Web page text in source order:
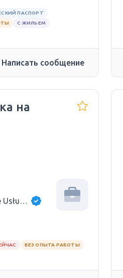
ПАСПОРТ
С ЖИЛЬЕМ
Написать сообщение
на
Jażdżewski Kompleksowe Usługi budowlane
БЕЗ ОПЫТА РАБОТЫ